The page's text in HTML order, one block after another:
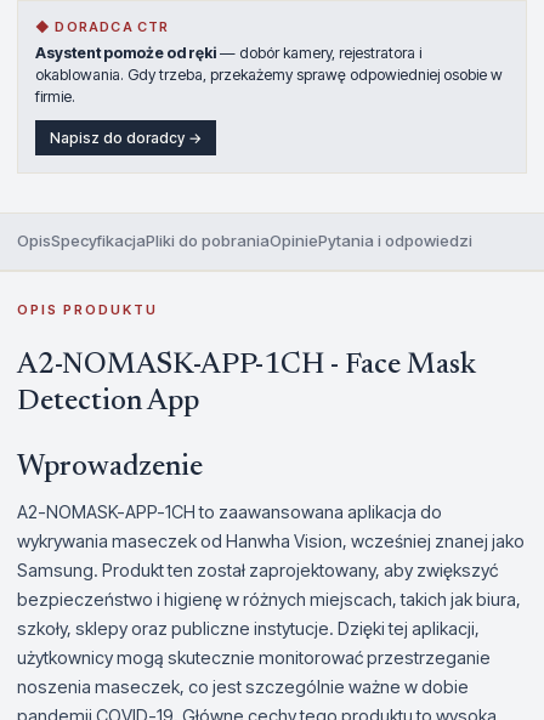
◆ DORADCA CTR
Asystent pomoże od ręki — dobór kamery, rejestratora i
okablowania. Gdy trzeba, przekażemy sprawę odpowiedniej osobie w
firmie.
Napisz do doradcy →
OpisSpecyfikacjaPliki do pobraniaOpiniePytania i odpowiedzi
OPIS PRODUKTU
A2-NOMASK-APP-1CH - Face Mask
Detection App
Wprowadzenie
A2-NOMASK-APP-1CH to zaawansowana aplikacja do
wykrywania maseczek od Hanwha Vision, wcześniej znanej jako
Samsung. Produkt ten został zaprojektowany, aby zwiększyć
bezpieczeństwo i higienę w różnych miejscach, takich jak biura,
szkoły, sklepy oraz publiczne instytucje. Dzięki tej aplikacji,
użytkownicy mogą skutecznie monitorować przestrzeganie
noszenia maseczek, co jest szczególnie ważne w dobie